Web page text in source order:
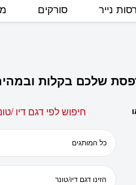
נייר סורקים
שלכם בקלות
חיפוש לפי דגם דיו /